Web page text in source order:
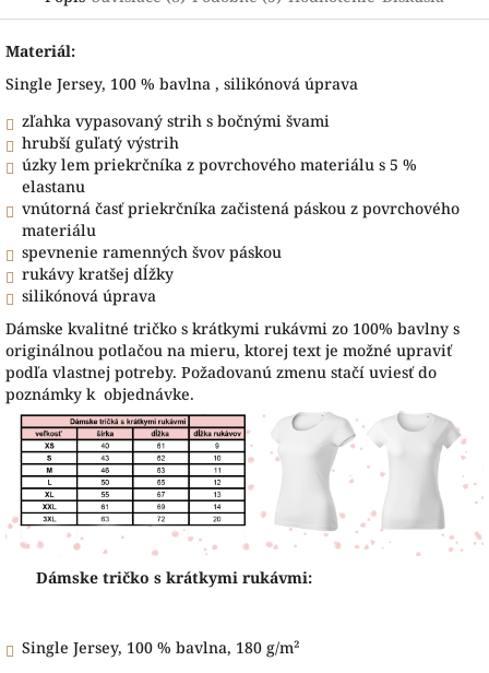
Materiál:
Single Jersey, 100 % bavlna , silikónová úprava
zľahka vypasovaný strih s bočnými švami
hrubší guľatý výstrih
úzky lem priekrčníka z povrchového materiálu s 5 %
elastanu
vnútorná časť priekrčníka začistená páskou z povrchového
materiálu
spevnenie ramenných švov páskou
rukávy kratšej dĺžky
silikónová úprava
Dámske kvalitné tričko s krátkymi rukávmi zo 100% bavlny s
originálnou potlačou na mieru, ktorej text je možné upraviť
podľa vlastnej potreby. Požadovanú zmenu stačí uviesť do
poznámky k objednávke.
Dámske tričko s krátkymi rukávmi:
Single Jersey, 100 % bavlna, 180 g/m²